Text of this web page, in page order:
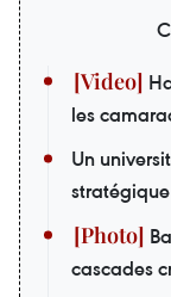
les
Un
cascades